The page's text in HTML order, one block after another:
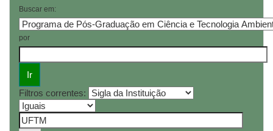
Buscar em:
por
Filtros correntes: